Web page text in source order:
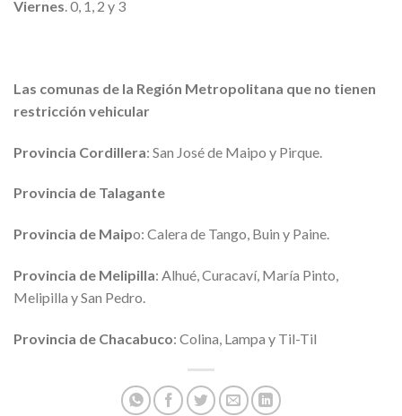
Viernes. 0, 1, 2 y 3
Las comunas de la Región Metropolitana que no tienen
restricción vehicular
Provincia Cordillera: San José de Maipo y Pirque.
Provincia de Talagante
Provincia de Maipo: Calera de Tango, Buin y Paine.
Provincia de Melipilla: Alhué, Curacaví, María Pinto,
Melipilla y San Pedro.
Provincia de Chacabuco: Colina, Lampa y Til-Til